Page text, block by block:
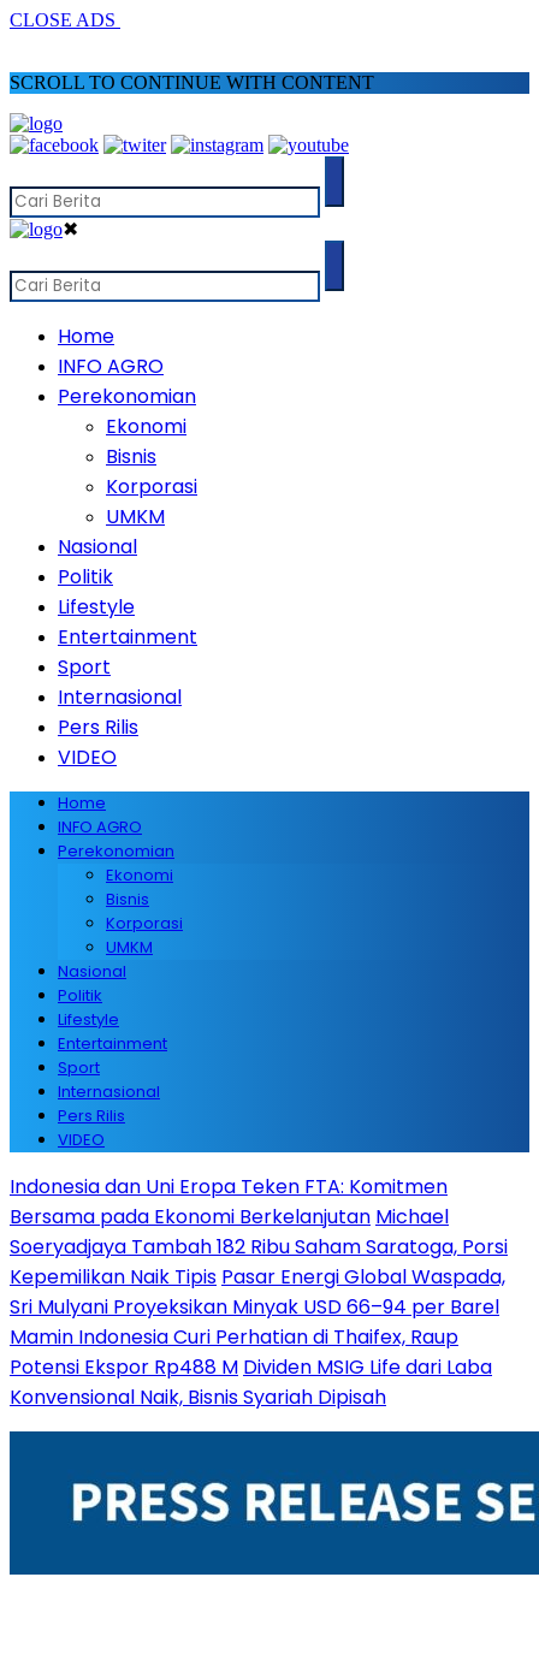
CLOSE ADS
SCROLL TO CONTINUE WITH CONTENT
✖
Home
INFO AGRO
Perekonomian
Ekonomi
Bisnis
Korporasi
UMKM
Nasional
Politik
Lifestyle
Entertainment
Sport
Internasional
Pers Rilis
VIDEO
Home
INFO AGRO
Perekonomian
Ekonomi
Bisnis
Korporasi
UMKM
Nasional
Politik
Lifestyle
Entertainment
Sport
Internasional
Pers Rilis
VIDEO
Indonesia dan Uni Eropa Teken FTA: Komitmen
Bersama pada Ekonomi Berkelanjutan Michael
Soeryadjaya Tambah 182 Ribu Saham Saratoga, Porsi
Kepemilikan Naik Tipis Pasar Energi Global Waspada,
Sri Mulyani Proyeksikan Minyak USD 66–94 per Barel
Mamin Indonesia Curi Perhatian di Thaifex, Raup
Potensi Ekspor Rp488 M Dividen MSIG Life dari Laba
Konvensional Naik, Bisnis Syariah Dipisah